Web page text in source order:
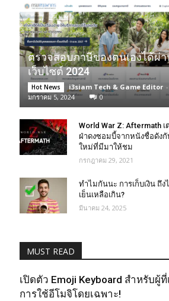
ตรวจสอบภาษีของตนเองได้ผ่
เว็บไซต์ 2024
Hot News i3siam Tech & Game Editor -
มกราคม 5, 2024
0
World War Z: Aftermath
ฝ่าดงซอมบี้จากหนังชื่อดังกั
ใหม่ที่มีมาให้ชม
กรกฎาคม 29, 2021
ทำไมกันนะ การเก็บเงิน ถึง
เย็นเหลือเกิน?
มีนาคม 24, 2025
MUST READ
เปิดตัว Emoji Keyboard สำหรับผู้
การใช้อีโมจิโดยเฉพาะ!